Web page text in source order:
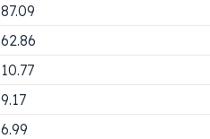
87.09
62.86
10.77
9.17
6.99